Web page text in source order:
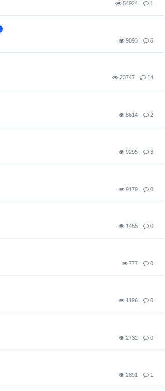
54924 1
9093 6
23747 14
8614 2
9295 3
9179 0
1455 0
777 0
1196 0
2732 0
2891 1